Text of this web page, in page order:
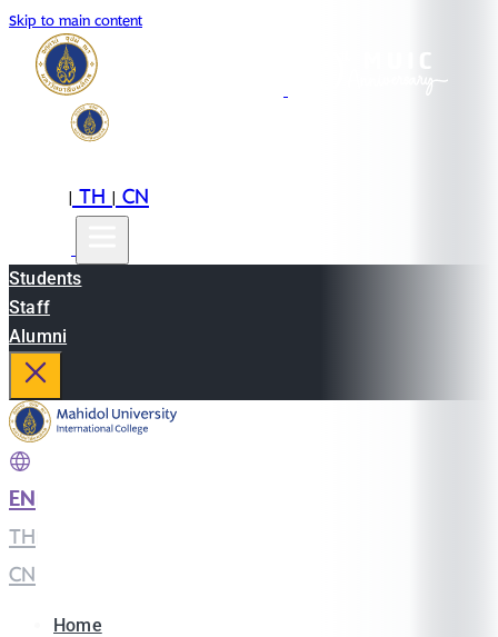
Skip to main content
|TH|CN
Students
Staff
Alumni
EN
TH
CN
Home